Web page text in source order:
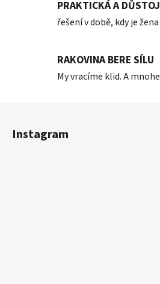
PRAKTICKÁ A
řešení v době, kdy je
RAKOVINA BERE SÍLU
My vracíme klid. A
Instagram